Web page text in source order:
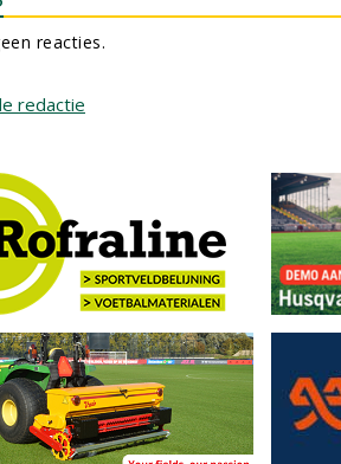
reacties.
redactie